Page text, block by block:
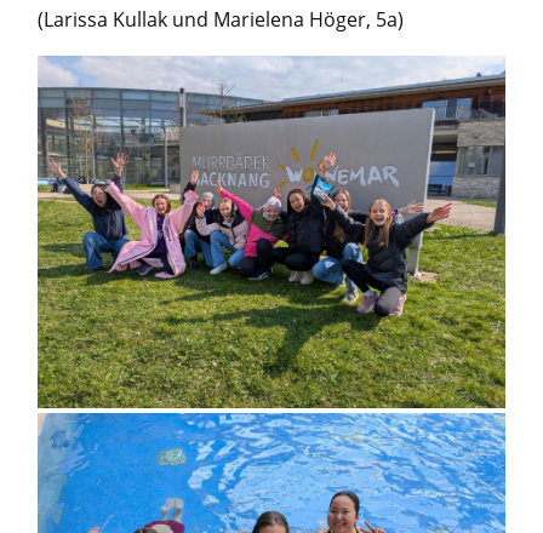
(Larissa Kullak und Marielena Höger, 5a)